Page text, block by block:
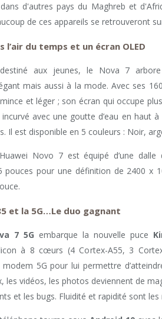
d'autres pays du Maghreb et
de ces appareils se retrouveront
l’air du temps et un écran OLED
destiné aux jeunes, le Nova 7
mais aussi à la mode. Avec ses
et léger ; son écran qui occupe
avec une goutte d’eau en haut
Il est disponible en 5 couleurs : Noir,
Novo 7 est équipé d’une dalle
pouces pour une définition de 2400 x
et la 5G…Le duo gagnant
7 5G embarque la nouvelle puce
à 8 cœurs (4 Cortex-A55, 3
5G pour lui permettre
les vidéos, les photos deviennent de
et les bugs. Fluidité et rapidité sont